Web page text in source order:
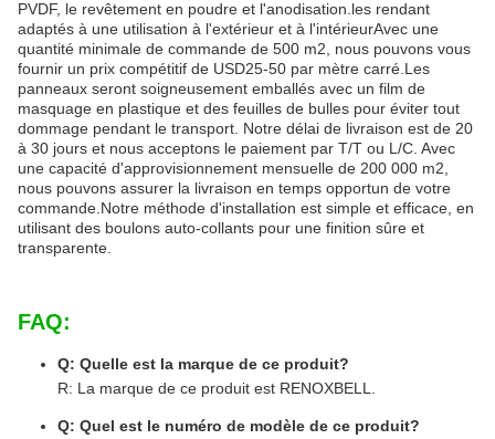
PVDF, le revêtement en poudre et l'anodisation.les rendant
adaptés à une utilisation à l'extérieur et à l'intérieurAvec une
quantité minimale de commande de 500 m2, nous pouvons vous
fournir un prix compétitif de USD25-50 par mètre carré.Les
panneaux seront soigneusement emballés avec un film de
masquage en plastique et des feuilles de bulles pour éviter tout
dommage pendant le transport. Notre délai de livraison est de 20
à 30 jours et nous acceptons le paiement par T/T ou L/C. Avec
une capacité d'approvisionnement mensuelle de 200 000 m2,
nous pouvons assurer la livraison en temps opportun de votre
commande.Notre méthode d'installation est simple et efficace, en
utilisant des boulons auto-collants pour une finition sûre et
transparente.
FAQ:
Q: Quelle est la marque de ce produit?
R: La marque de ce produit est RENOXBELL.
Q: Quel est le numéro de modèle de ce produit?